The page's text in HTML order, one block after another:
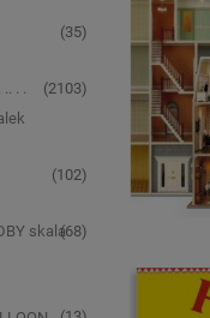
(35)
. .
(2103)
(102)
skala(68)